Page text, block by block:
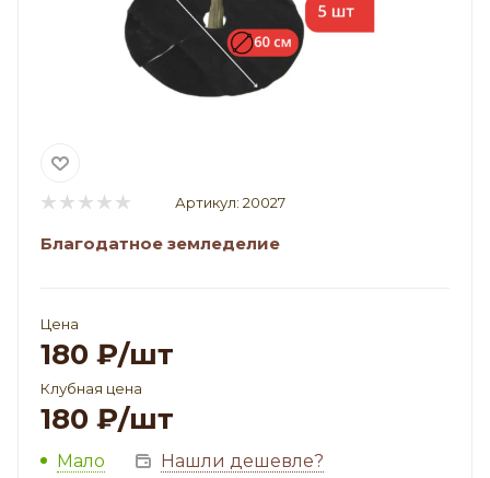
Артикул: 20027
Благодатное земледелие
Цена
180 ₽/шт
Клубная цена
180 ₽/шт
Мало Нашли дешевле?